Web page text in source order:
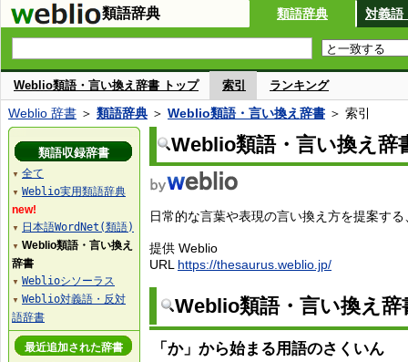
類語辞典 類語辞典 対義語
Weblio類語・言い換え辞書 トップ 索引 ランキング
Weblio 辞書 ＞ 類語辞典 ＞ Weblio類語・言い換え辞書 ＞ 索引
Weblio類語・言い換え辞
日常的な言葉や表現の言い換え方を提案す
提供 Weblio
URL https://thesaurus.weblio.jp/
Weblio類語・言い換え
「か」から始まる用語のさくいん
類語収録辞書
▼ 全て
▼ Weblio実用類語辞典
new!
▼ 日本語WordNet(類語)
▼ Weblio類語・言い換え
辞書
▼ Weblioシソーラス
▼ Weblio対義語・反対
語辞書
最近追加された辞書